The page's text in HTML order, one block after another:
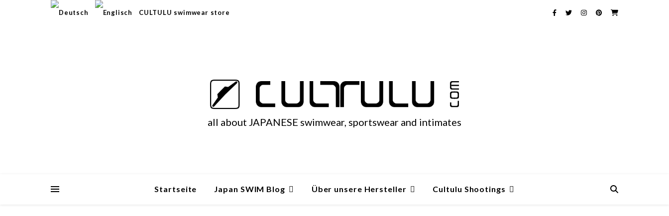
CULTULU swimwear store
all about JAPANESE swimwear, sportswear and intimates
Startseite Japan SWIM Blog Über unsere Hersteller Cultulu Shootings